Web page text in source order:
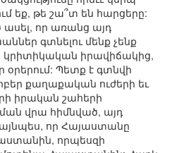
եք, թե շա՞տ են հարցերը:
որ առանց այդ
գտնելու մենք չենք
կրիտիկական իրավիճակից,
օրերում: Պետք է գտնվի
քաղաքական ուժերի եւ
իրական շահերի
վրա հիմնված, այդ
այնպես, որ Հայաստանը
որպեսզի